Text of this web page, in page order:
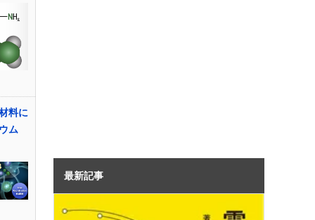
料に
ム
最新記事